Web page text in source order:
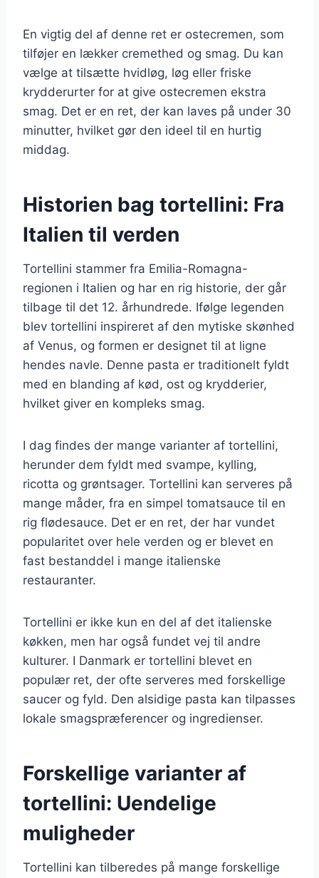
En vigtig del af denne ret er ostecremen, som
tilføjer en lækker cremethed og smag. Du kan
vælge at tilsætte hvidløg, løg eller friske
krydderurter for at give ostecremen ekstra
smag. Det er en ret, der kan laves på under 30
minutter, hvilket gør den ideel til en hurtig
middag.
Historien bag tortellini: Fra
Italien til verden
Tortellini stammer fra Emilia-Romagna-
regionen i Italien og har en rig historie, der går
tilbage til det 12. århundrede. Ifølge legenden
blev tortellini inspireret af den mytiske skønhed
af Venus, og formen er designet til at ligne
hendes navle. Denne pasta er traditionelt fyldt
med en blanding af kød, ost og krydderier,
hvilket giver en kompleks smag.
I dag findes der mange varianter af tortellini,
herunder dem fyldt med svampe, kylling,
ricotta og grøntsager. Tortellini kan serveres på
mange måder, fra en simpel tomatsauce til en
rig flødesauce. Det er en ret, der har vundet
popularitet over hele verden og er blevet en
fast bestanddel i mange italienske
restauranter.
Tortellini er ikke kun en del af det italienske
køkken, men har også fundet vej til andre
kulturer. I Danmark er tortellini blevet en
populær ret, der ofte serveres med forskellige
saucer og fyld. Den alsidige pasta kan tilpasses
lokale smagspræferencer og ingredienser.
Forskellige varianter af
tortellini: Uendelige
muligheder
Tortellini kan tilberedes på mange forskellige